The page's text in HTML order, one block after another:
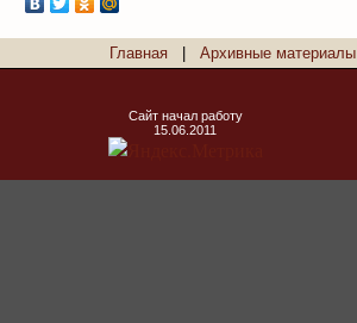
Главная Архивные материалы
Сайт начал работу
15.06.2011